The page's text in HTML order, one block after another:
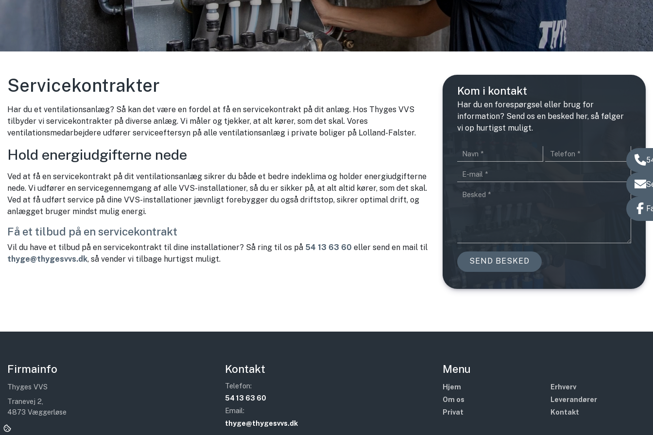
Servicekontrakter
Har du et ventilationsanlæg? Så kan det være en fordel at få en servicekontrakt på dit anlæg. Hos Thyges VVS
tilbyder vi servicekontrakter på diverse anlæg. Vi måler og tjekker, at alt kører, som det skal. Vores
ventilationsmedarbejdere udfører serviceeftersyn på alle ventilationsanlæg i private boliger på Lolland-Falster.
Hold energiudgifterne nede
Ved at få en servicekontrakt på dit ventilationsanlæg sikrer du både et bedre indeklima og holder energiudgifterne
nede. Vi udfører en servicegennemgang af alle VVS-installationer, så du er sikker på, at alt altid kører, som det skal.
Ved at få udført service på dine VVS-installationer jævnligt forebygger du også driftstop, sikrer optimal drift, og
anlægget bruger mindst mulig energi.
Få et tilbud på en servicekontrakt
Vil du have et tilbud på en servicekontrakt til dine installationer? Så ring til os på 54 13 63 60 eller send en mail til
thyge@thygesvvs.dk, så vender vi tilbage hurtigst muligt.
Kom i kontakt
Har du en forespørgsel eller brug for
information? Send os en besked her, så følger
vi op hurtigst muligt.
Firmainfo
Thyges VVS
Tranevej 2,
4873 Væggerløse
Kontakt
Telefon:
54 13 63 60
Email:
thyge@thygesvvs.dk
Menu
Hjem
Om os
Privat
Erhverv
Leverandører
Kontakt